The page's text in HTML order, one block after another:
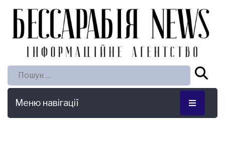
Пошук:
Меню навігації